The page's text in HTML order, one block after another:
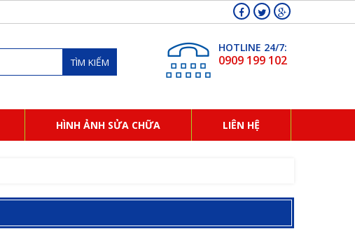
TÌM KIẾM
HOTLINE 24/7:
0909 199 102
HÌNH ẢNH SỬA CHỮA LIÊN HỆ